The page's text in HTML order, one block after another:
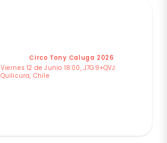
Circo Tony Caluga 2026
Viernes 12 de Junio 18:00, J7G9+QVJ
Quilicura, Chile